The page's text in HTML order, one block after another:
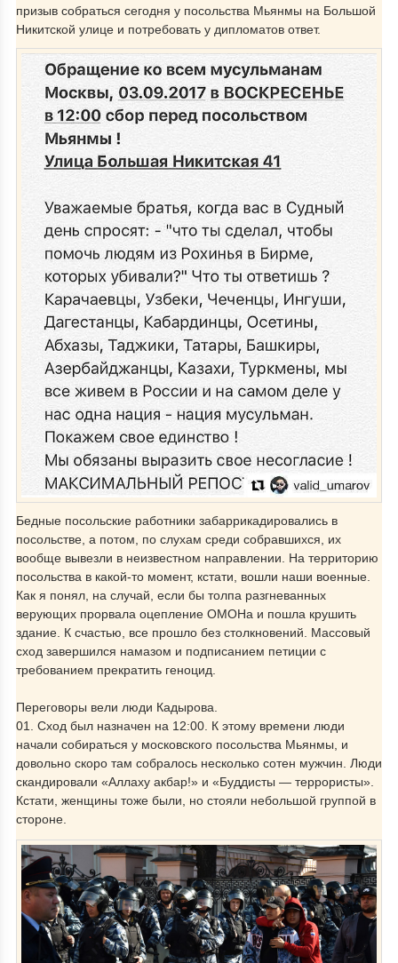
призыв собраться сегодня у посольства Мьянмы на Большой
Никитской улице и потребовать у дипломатов ответ.
Бедные посольские работники забаррикадировались в
посольстве, а потом, по слухам среди собравшихся, их
вообще вывезли в неизвестном направлении. На территорию
посольства в какой-то момент, кстати, вошли наши военные.
Как я понял, на случай, если бы толпа разгневанных
верующих прорвала оцепление ОМОНа и пошла крушить
здание. К счастью, все прошло без столкновений. Массовый
сход завершился намазом и подписанием петиции с
требованием прекратить геноцид.
Переговоры вели люди Кадырова.
01. Сход был назначен на 12:00. К этому времени люди
начали собираться у московского посольства Мьянмы, и
довольно скоро там собралось несколько сотен мужчин. Люди
скандировали «Аллаху акбар!» и «Буддисты — террористы».
Кстати, женщины тоже были, но стояли небольшой группой в
стороне.